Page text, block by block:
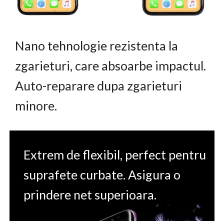
Nano tehnologie rezistenta la
zgarieturi, care absoarbe impactul.
Auto-reparare dupa zgarieturi
minore.
Extrem de flexibil, perfect pentru
suprafete curbate. Asigura o
prindere net superioara.